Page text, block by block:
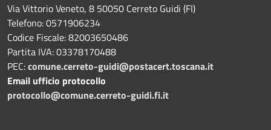
Via Vittorio Veneto, 8 50050 Cerreto Guidi (FI)
Telefono: 0571906234
Codice Fiscale: 82003650486
Partita IVA: 03378170488
PEC:comune.cerreto-guidi@postacert.toscana.it
Email ufficio protocollo
protocollo@comune.cerreto-guidi.fi.it